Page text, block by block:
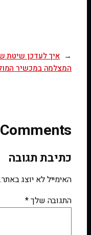
← איך לעדכן שיטת
המצלמה במכשיר
Comments
כתיבת תגובה
האימייל לא יוצג באתר.
התגובה שלך*